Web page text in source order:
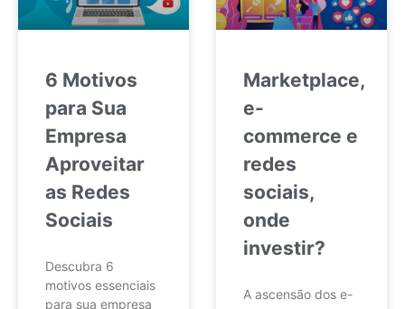
6 Motivos
para Sua
Empresa
Aproveitar
as Redes
Sociais
Descubra 6
motivos essenciais
para sua empresa
Marketplace,
e-
commerce e
redes
sociais,
onde
investir?
A ascensão dos e-